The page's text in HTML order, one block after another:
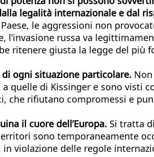
legalità internazionale e dal
le aggressioni non
russa va
ritenere giusta la legge del più
ogni situazione particolare.
a quelle di Kissinger e sono visti
che rifiutano compromessi e
il cuore dell’Europa. Si tratta
sono temporaneamente
violazione delle regole